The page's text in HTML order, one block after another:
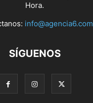
Hora.
info@agencia6.com
SÍGUENOS